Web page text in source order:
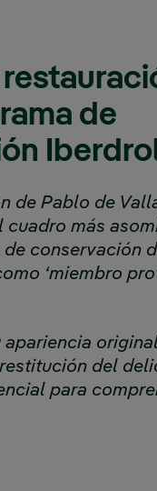
de
de Pablo de
más
conservación
‘miembro
del
para